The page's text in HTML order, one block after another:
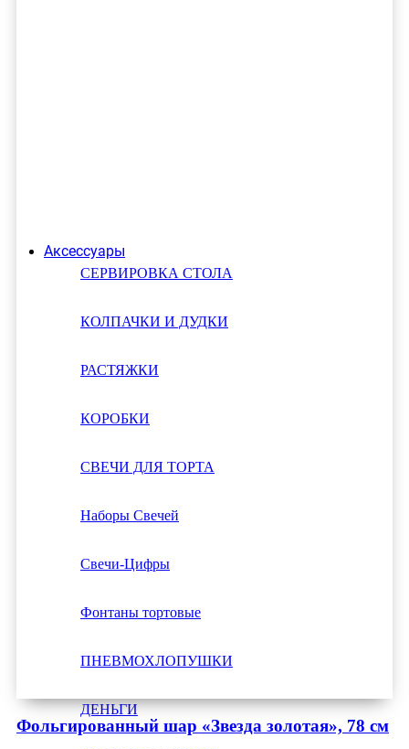
Аксессуары
СЕРВИРОВКА СТОЛА
КОЛПАЧКИ И ДУДКИ
РАСТЯЖКИ
КОРОБКИ
СВЕЧИ ДЛЯ ТОРТА
Наборы Свечей
Свечи-Цифры
Фонтаны тортовые
ПНЕВМОХЛОПУШКИ
ДЕНЬГИ
Фольгированный шар «Звезда золотая», 78 см